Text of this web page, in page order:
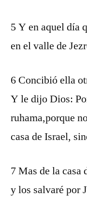
5 Y en aquel día
en el valle de
6 Concibió ella
Y le dijo Dios:
ruhama,porque
casa de Israel,
7 Mas de la casa
y los salvaré por